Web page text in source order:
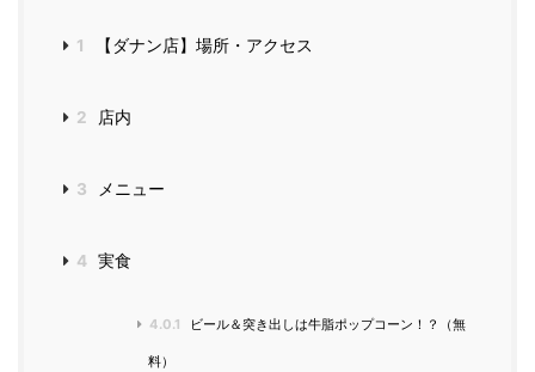
1 【ダナン店】場所・アクセス
2 店内
3 メニュー
4 実食
4.0.1 ビール＆突き出しは牛脂ポップコーン！？（無
料）